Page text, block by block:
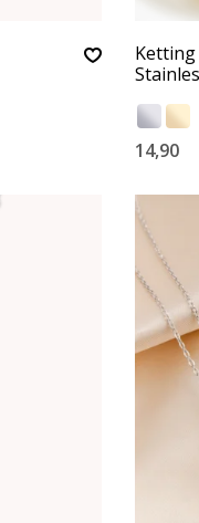
14,90